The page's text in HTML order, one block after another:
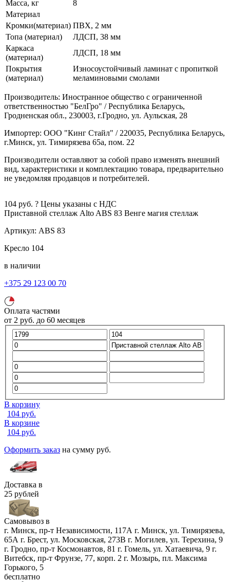
Масса, кг
8
Материал
Кромки(материал) ПВХ, 2 мм
Топа (материал)
ЛДСП, 38 мм
Каркаса
(материал)
ЛДСП, 18 мм
Покрытия
(материал)
Износоустойчивый ламинат с пропиткой
меламиновыми смолами
Производитель: Иностранное общество с ограниченной
ответственностью "БелГро" / Республика Беларусь,
Гродненская обл., 230003, г.Гродно, ул. Аульская, 28
Импортер: ООО "Кинг Стайл" / 220035, Республика Беларусь,
г.Минск, ул. Тимирязева 65а, пом. 22
Производители оставляют за собой право изменять внешний
вид, характеристики и комплектацию товара, предварительно
не уведомляя продавцов и потребителей.
104 руб. ? Цены указаны с НДС
Приставной стеллаж Alto ABS 83 Венге магия стеллаж
Артикул: ABS 83
Кресло 104
в наличии
+375 29 123 00 70
Оплата частями
от 2 руб. до 60 месяцев
В корзину
104 руб.
В корзине
104 руб.
Оформить заказ на сумму руб.
Доставка в
25 рублей
Самовывоз в
г. Минск, пр-т Независимости, 117А г. Минск, ул. Тимирязева,
65А г. Брест, ул. Московская, 273В г. Могилев, ул. Терехина, 9
г. Гродно, пр-т Космонавтов, 81 г. Гомель, ул. Хатаевича, 9 г.
Витебск, пр-т Фрунзе, 77, корп. 2 г. Мозырь, пл. Максима
Горького, 5
бесплатно